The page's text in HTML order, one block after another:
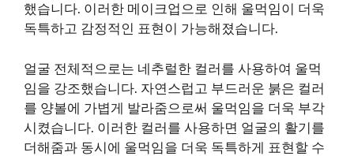
했습니다. 이러한 메이크업으로 인해 울먹임이 더욱
독특하고 감정적인 표현이 가능해졌습니다.
얼굴 전체적으로는 네추럴한 컬러를 사용하여 울먹
임을 강조했습니다. 자연스럽고 부드러운 붉은 컬러
를 양볼에 가볍게 발라줌으로써 울먹임을 더욱 부각
시켰습니다. 이러한 컬러를 사용하면 얼굴의 활기를
더해줌과 동시에 울먹임을 더욱 독특하게 표현할 수